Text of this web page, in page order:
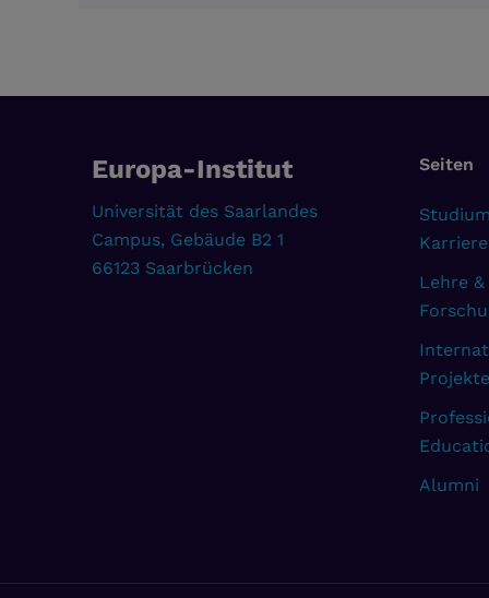
Europa-Institut
Universität des Saarlandes
Campus, Gebäude B2 1
66123 Saarbrücken
Seiten
Karriere
Lehre &
Projekte
Alumni